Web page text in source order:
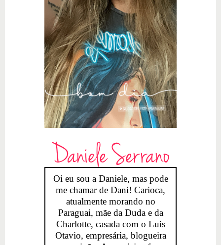
Daniele Serrano
Oi eu sou a Daniele, mas pode
me chamar de Dani! Carioca,
atualmente morando no
Paraguai, mãe da Duda e da
Charlotte, casada com o Luis
Otavio, empresária, blogueira